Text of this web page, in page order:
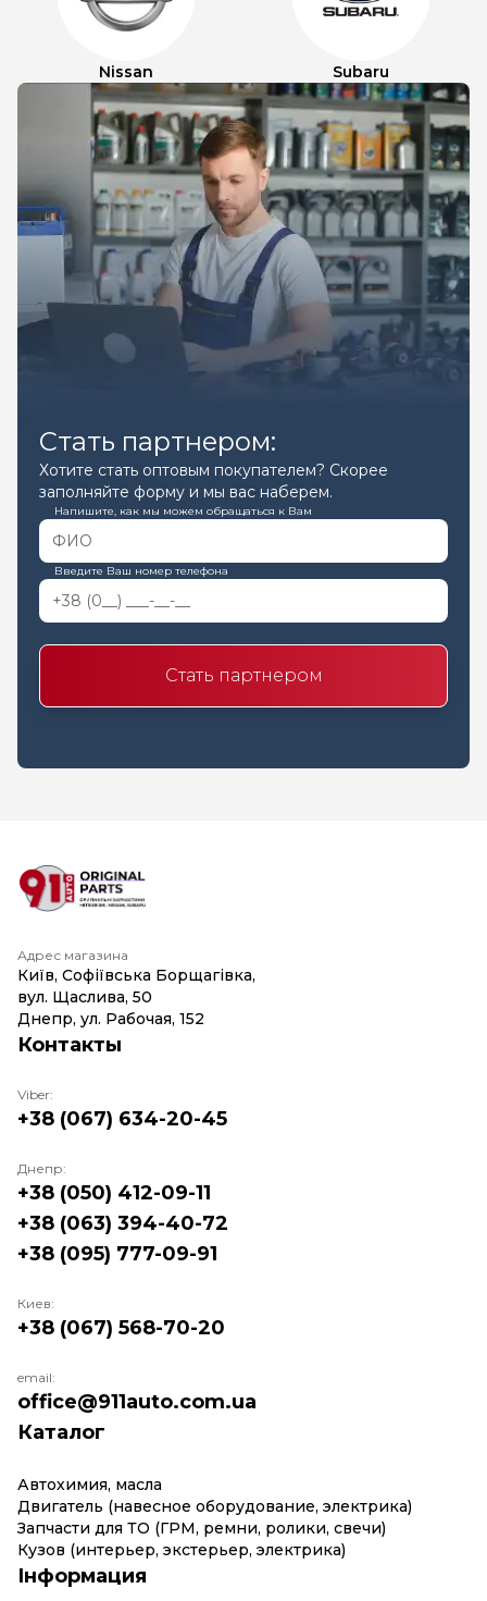
Nissan Subaru
Стать партнером:
Хотите стать оптовым покупателем? Скорее
заполняйте форму и мы вас наберем.
Напишите, как мы можем обращаться к Вам
Введите Ваш номер телефона
Стать партнером
Адрес магазина
Київ, Софіївська Борщагівка,
вул. Щаслива, 50
Днепр, ул. Рабочая, 152
Каталог
Автохимия, масла
Двигатель (навесное оборудование, электрика)
Запчасти для ТО (ГРМ, ремни, ролики, свечи)
Кузов (интерьер, экстерьер, электрика)
Інформация
Контакты
Viber:
+38 (067) 634-20-45
Днепр:
+38 (050) 412-09-11
+38 (063) 394-40-72
+38 (095) 777-09-91
Киев:
+38 (067) 568-70-20
email:
office@911auto.com.ua